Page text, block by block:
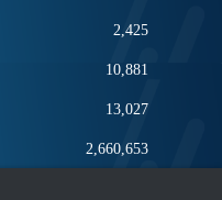
2,425
10,881
13,027
2,660,653